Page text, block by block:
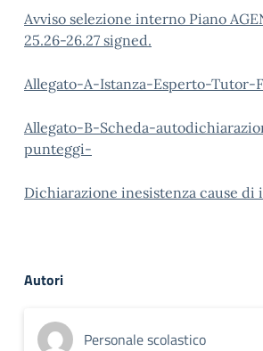
Avviso selezione interno Piano
25.26-26.27 signed.
Allegato-A-Istanza-Esperto-Tutor-
Allegato-B-Scheda-
punteggi-
Dichiarazione inesistenza cause
Autori
Personale scolastico